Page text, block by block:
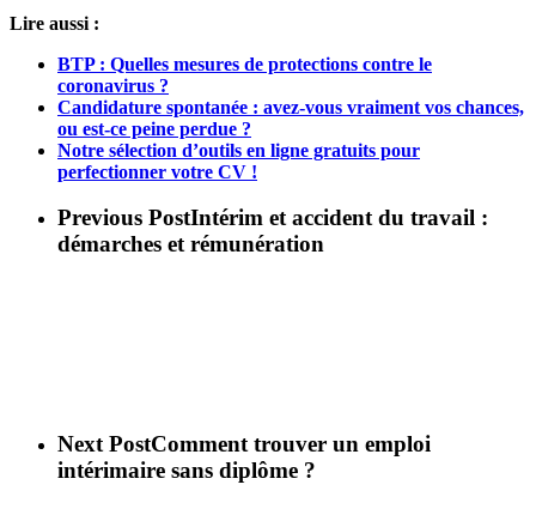
Lire aussi :
BTP : Quelles mesures de protections contre le
coronavirus ?
Candidature spontanée : avez-vous vraiment vos chances,
ou est-ce peine perdue ?
Notre sélection d’outils en ligne gratuits pour
perfectionner votre CV !
Previous PostIntérim et accident du travail :
démarches et rémunération
Next PostComment trouver un emploi
intérimaire sans diplôme ?